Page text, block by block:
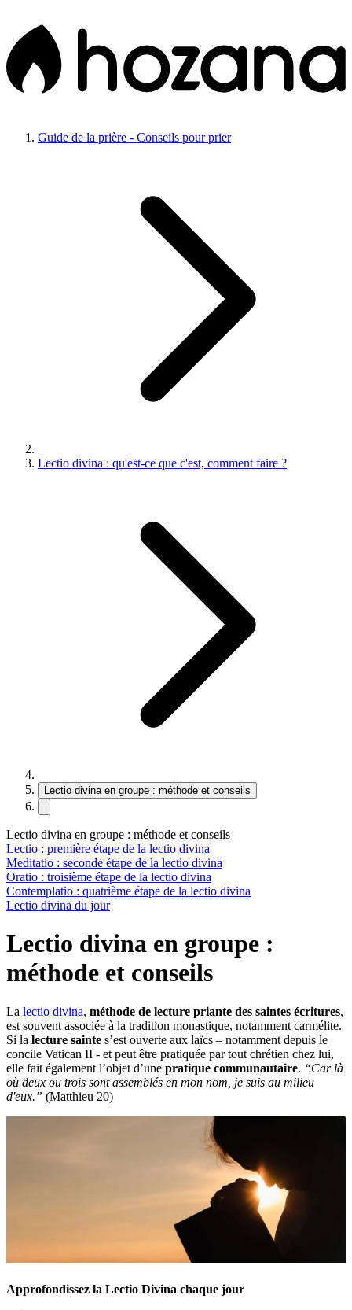
Guide de la prière - Conseils pour prier
Lectio divina : qu'est-ce que c'est, comment faire ?
Lectio divina en groupe : méthode et conseils
Lectio divina en groupe : méthode et conseils
Lectio : première étape de la lectio divina
Meditatio : seconde étape de la lectio divina
Oratio : troisième étape de la lectio divina
Contemplatio : quatrième étape de la lectio divina
Lectio divina du jour
Lectio divina en groupe :
méthode et conseils
La lectio divina, méthode de lecture priante des saintes écritures,
est souvent associée à la tradition monastique, notamment carmélite.
Si la lecture sainte s’est ouverte aux laïcs – notamment depuis le
concile Vatican II - et peut être pratiquée par tout chrétien chez lui,
elle fait également l’objet d’une pratique communautaire. “Car là
où deux ou trois sont assemblés en mon nom, je suis au milieu
d'eux.” (Matthieu 20)
Approfondissez la Lectio Divina chaque jour